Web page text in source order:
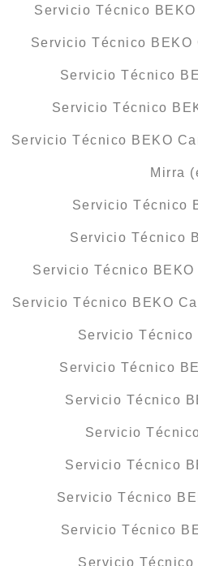
Servicio Técnico
Servicio Técnico BEKO
Servicio Técnico
Servicio Técnico
Servicio Técnico BEKO
Mirra
Servicio Técnico
Servicio Técnico
Servicio Técnico
Servicio Técnico BEKO
Servicio Técnico
Servicio Técnico
Servicio Técnico
Servicio
Servicio Técnico
Servicio Técnico
Servicio Técnico
Servicio Técnico